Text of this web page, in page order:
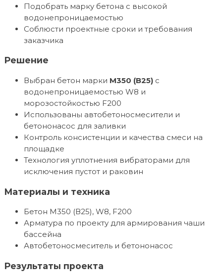
Подобрать марку бетона с высокой
водонепроницаемостью
Соблюсти проектные сроки и требования
заказчика
Решение
Выбран бетон марки М350 (В25) с
водонепроницаемостью W8 и
морозостойкостью F200
Использованы автобетоносмесители и
бетононасос для заливки
Контроль консистенции и качества смеси на
площадке
Технология уплотнения вибраторами для
исключения пустот и раковин
Материалы и техника
Бетон М350 (В25), W8, F200
Арматура по проекту для армирования чаши
бассейна
Автобетоносмеситель и бетононасос
Результаты проекта